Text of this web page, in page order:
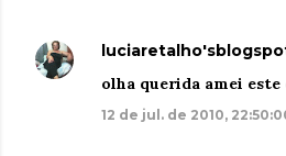
olha querida amei
12 de jul. de 2010,